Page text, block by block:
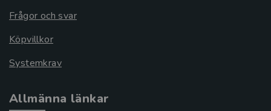
Frågor och svar
Köpvillkor
Systemkrav
Allmänna länkar